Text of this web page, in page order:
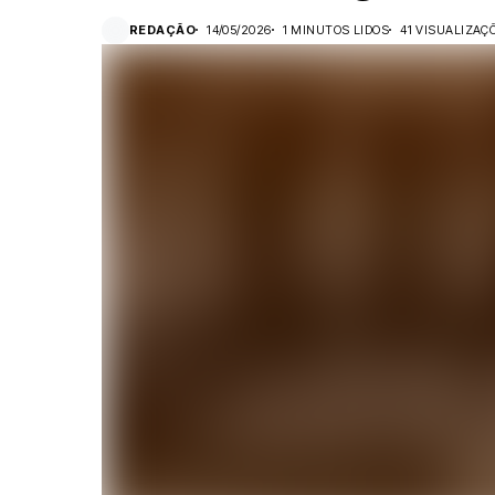
REDAÇÃO 14/05/2026 1 MINUTOS LIDOS 41